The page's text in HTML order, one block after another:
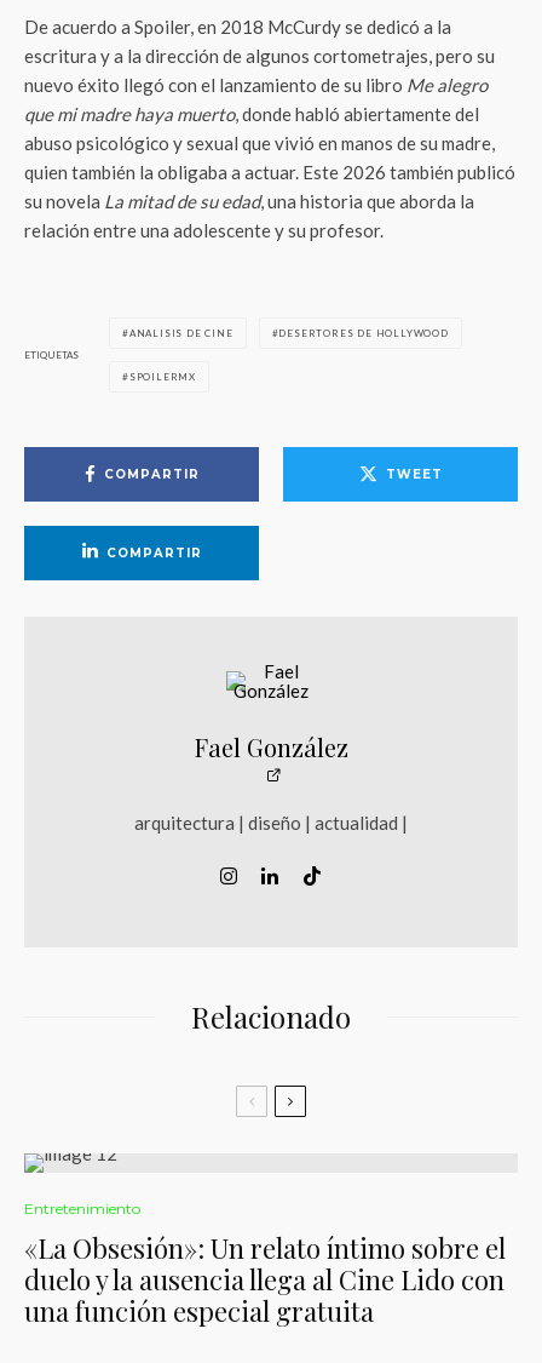
De acuerdo a Spoiler, en 2018 McCurdy se dedicó a la
escritura y a la dirección de algunos cortometrajes, pero su
nuevo éxito llegó con el lanzamiento de su libro Me alegro
que mi madre haya muerto, donde habló abiertamente del
abuso psicológico y sexual que vivió en manos de su madre,
quien también la obligaba a actuar. Este 2026 también publicó
su novela La mitad de su edad, una historia que aborda la
relación entre una adolescente y su profesor.
ETIQUETAS
ANALISIS DE CINE DESERTORES DE HOLLYWOOD
SPOILERMX
COMPARTIR TWEET
COMPARTIR
Fael González
arquitectura | diseño | actualidad |
Relacionado
Entretenimiento
«La Obsesión»: Un relato íntimo sobre el
duelo y la ausencia llega al Cine Lido con
una función especial gratuita